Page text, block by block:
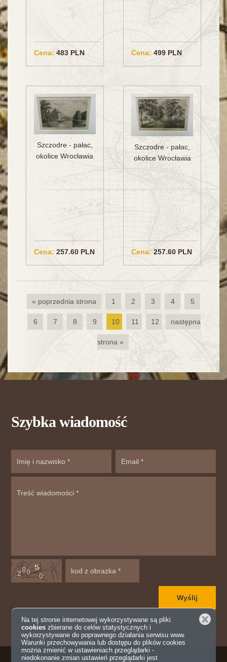
Cena: 483 PLN Cena: 499 PLN
Szczodre - pałac,
okolice Wrocławia
Cena: 257.60 PLN
Szczodre - pałac,
okolice Wrocławia
Cena: 257.60 PLN
« poprzednia strona 1 2 3 4 5
6 7 8 9 10 11 12 następna
strona »
Szybka wiadomość
Zamknij
Na tej stronie internetowej wykorzystywane są pliki
cookies zbierane do celów statystycznych i
wykorzystywane do poprawnego działania serwisu www.
Warunki przechowywania lub dostępu do plików cookies
można zmienić w ustawieniach przeglądarki -
niedokonanie zmian ustawień przeglądarki jest